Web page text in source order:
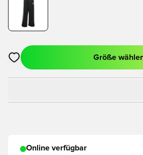
Öffnet ein neues Fenster zum
Größe
Online verfügbar